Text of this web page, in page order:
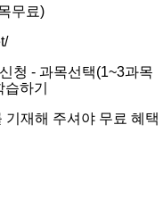
무료)
청 - 과목선택(1~3과목
하기
재해 주셔야 무료 혜택